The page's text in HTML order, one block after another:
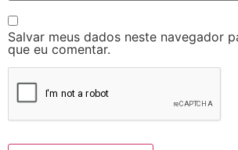
Salvar meus dados neste navegador
que eu comentar.